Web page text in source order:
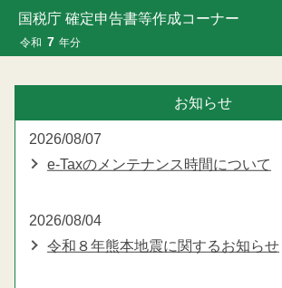
国税庁 確定申告書等作成コーナー
令和 7 年分
お知らせ
2026/08/07
e-Taxのメンテナンス時間について
2026/08/04
令和８年熊本地震に関するお知らせ